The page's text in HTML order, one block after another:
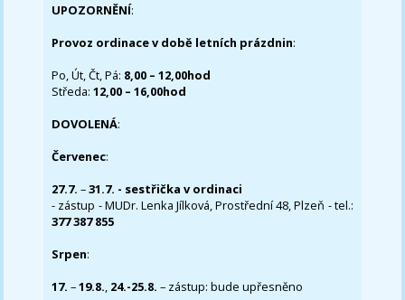
UPOZORNĚNÍ:
Provoz ordinace v době letních prázdnin:
Po, Út, Čt, Pá: 8,00 – 12,00hod
Středa:12,00 – 16,00hod
DOVOLENÁ:
Červenec:
27.7.–31.7. - sestřička v ordinaci
- zástup - MUDr. Lenka Jílková, Prostřední 48, Plzeň - tel.:
377 387 855
Srpen:
17. –19.8., 24.-25.8. – zástup: bude upřesněno